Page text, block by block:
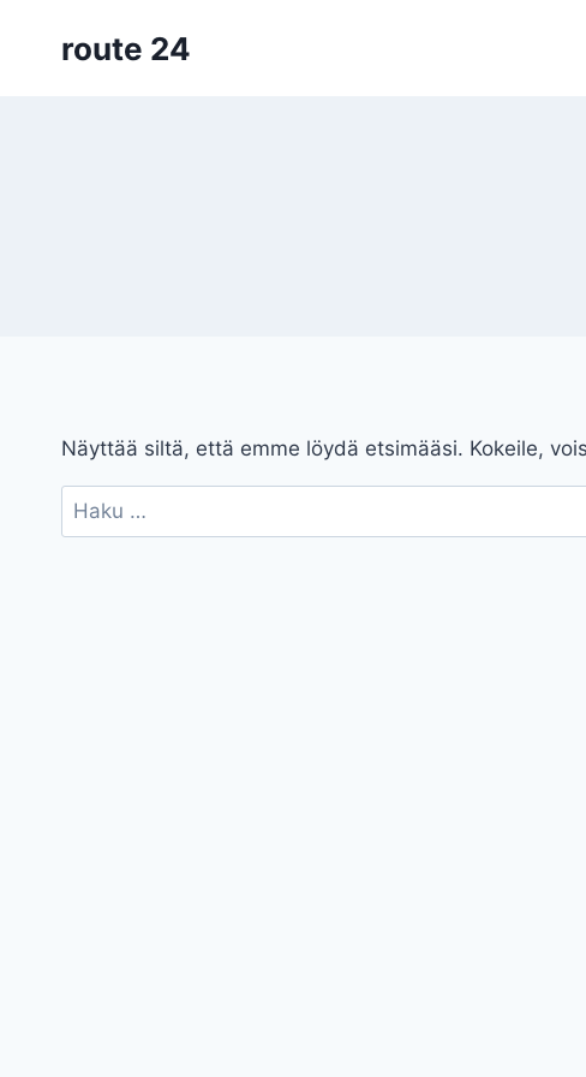
sisältöönroute 24
Näyttää siltä, että emme löydä etsimääsi. Kokeile,
Haku: